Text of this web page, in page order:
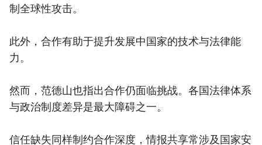
制全球性攻击。
此外，合作有助于提升发展中国家的技术与法律能
力。
然而，范德山也指出合作仍面临挑战。各国法律体系
与政治制度差异是最大障碍之一。
信任缺失同样制约合作深度，情报共享常涉及国家安